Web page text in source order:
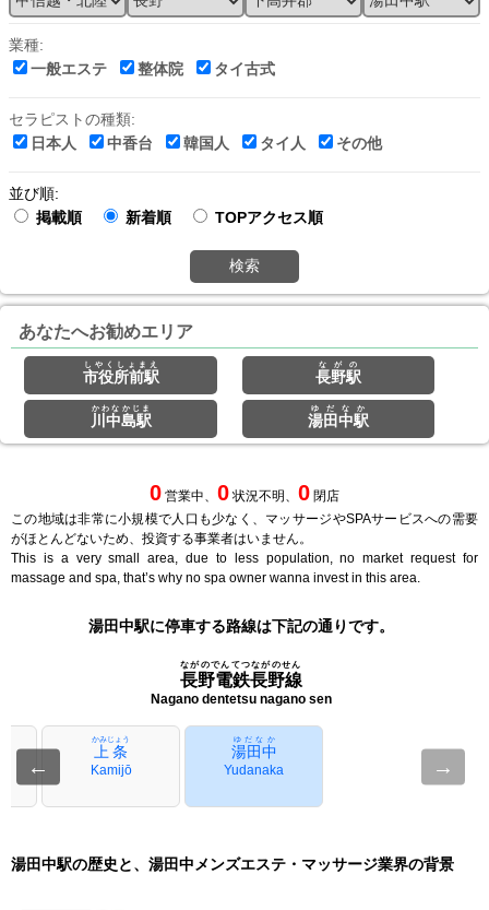
業種:
一般エステ
整体院 タイ古式
セラピストの種類:
日本人
中香台 韓国人 タイ人 その他
並び順:
掲載順
新着順 TOPアクセス順
検索
あなたへお勧めエリア
市役所前駅
しやくしょまえ
長野駅
ながの
川中島駅
かわなかじま
湯田中駅
ゆだなか
0 営業中、 0 状況不明、 0 閉店
この地域は非常に小規模で人口も少なく、マッサージやSPAサービスへの需要
がほとんどないため、投資する事業者はいません。
This is a very small area, due to less population, no market request for
massage and spa, that’s why no spa owner wanna invest in this area.
湯田中駅に停車する路線は下記の通りです。
長野電鉄長野線
ながのでんてつながのせん
Nagano dentetsu nagano sen
←
上条
かみじょう
Kamijō
湯田中
ゆだなか
Yudanaka →
湯田中駅の歴史と、湯田中メンズエステ・マッサージ業界の背景